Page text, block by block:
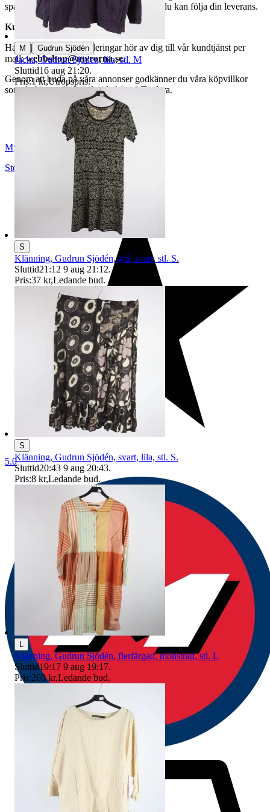
spårningsnummer av DSV inom kort där du kan följa din leverans.
Kundservice
Har du frågor eller funderingar hör av dig till vår kundtjänst per
mail:webbshop@myrorna.se.
Genom att buda på våra annonser godkänner du våra köpvillkor
som du hittar på vår infosida här på Tradera.
Myrorna
Stockholm
Sverige
5.0
M | Gudrun Sjödén
Jacka, Gudrun Sjöden, lila, stl. M
Sluttid16 aug 21:20.
Pris:1 kr,Utropspris.
S
Klänning, Gudrun Sjödén, grå, svart, stl. S.
Sluttid21:12 9 aug 21:12.
Pris:37 kr,Ledande bud.
S
Klänning, Gudrun Sjödén, svart, lila, stl. S.
Sluttid20:43 9 aug 20:43.
Pris:8 kr,Ledande bud.
Klänning, Gudrun Sjödén, flerfärgad, mönstrad, stl. L
Sluttid19:17 9 aug 19:17.
Pris:260 kr,Ledande bud.